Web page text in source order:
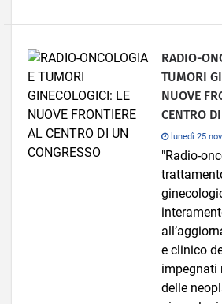
RADIO-
TUMORI
NUOVE
CENTRO
lunedì 25
"Radio-
e clinico
impegnati
delle